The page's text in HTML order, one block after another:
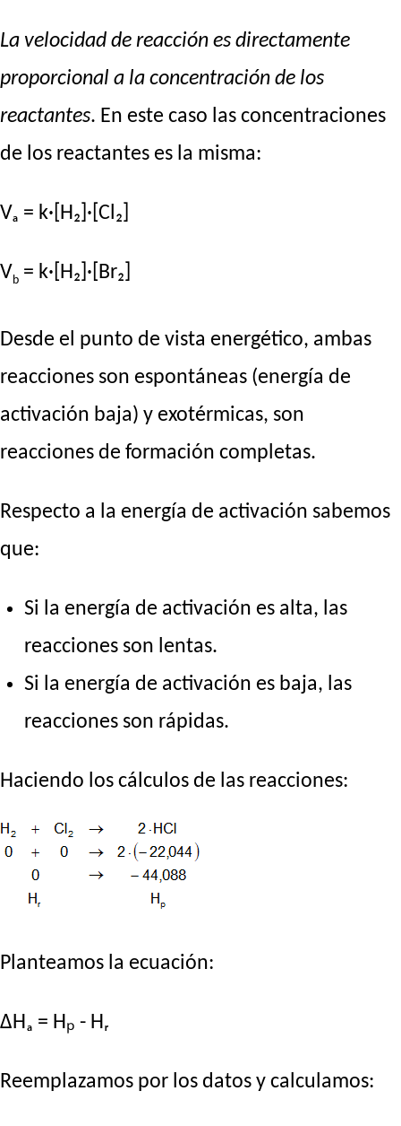
La velocidad de reacción es directamente
proporcional a la concentración de los
reactantes. En este caso las concentraciones
de los reactantes es la misma:
Vₐ = k·[H₂]·[Cl₂]
V b = k·[H₂]·[Br₂]
Desde el punto de vista energético, ambas
reacciones son espontáneas (energía de
activación baja) y exotérmicas, son
reacciones de formación completas.
Respecto a la energía de activación sabemos
que:
Si la energía de activación es alta, las
reacciones son lentas.
Si la energía de activación es baja, las
reacciones son rápidas.
Haciendo los cálculos de las reacciones:
Planteamos la ecuación:
ΔHₐ = Hₚ - Hᵣ
Reemplazamos por los datos y calculamos: